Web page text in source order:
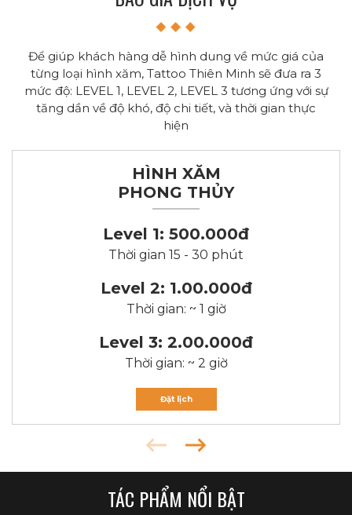
Để giúp khách hàng dễ hình dung về mức giá của
từng loại hình xăm, Tattoo Thiên Minh sẽ đưa ra 3
mức độ: LEVEL 1, LEVEL 2, LEVEL 3 tương ứng với sự
tăng dần về độ khó, độ chi tiết, và thời gian thực
hiện
HÌNH XĂM
PHONG THỦY
Level 1: 500.000đ
Thời gian 15 - 30 phút
Level 2: 1.00.000đ
Thời gian: ~ 1 giờ
Level 3: 2.00.000đ
Thời gian: ~ 2 giờ
Đặt lịch
TÁC PHẨM NỔI BẬT